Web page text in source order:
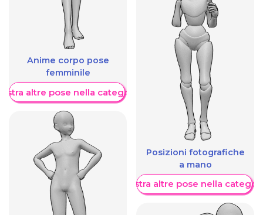
Anime corpo pose
femminile
altre pose nella categoria
Posizioni fotografiche
a mano
Mostra altre pose nella